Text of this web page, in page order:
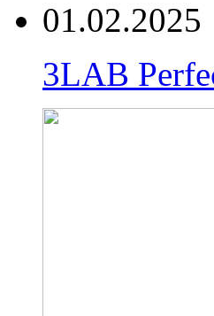
01.02.2025
3LAB